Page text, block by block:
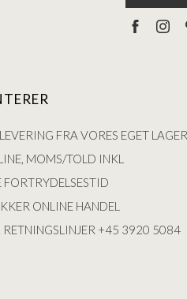
FRA VORES EGET LAGER
MOMS/TOLD INKL
ONLINE HANDEL
+45 3920 5084